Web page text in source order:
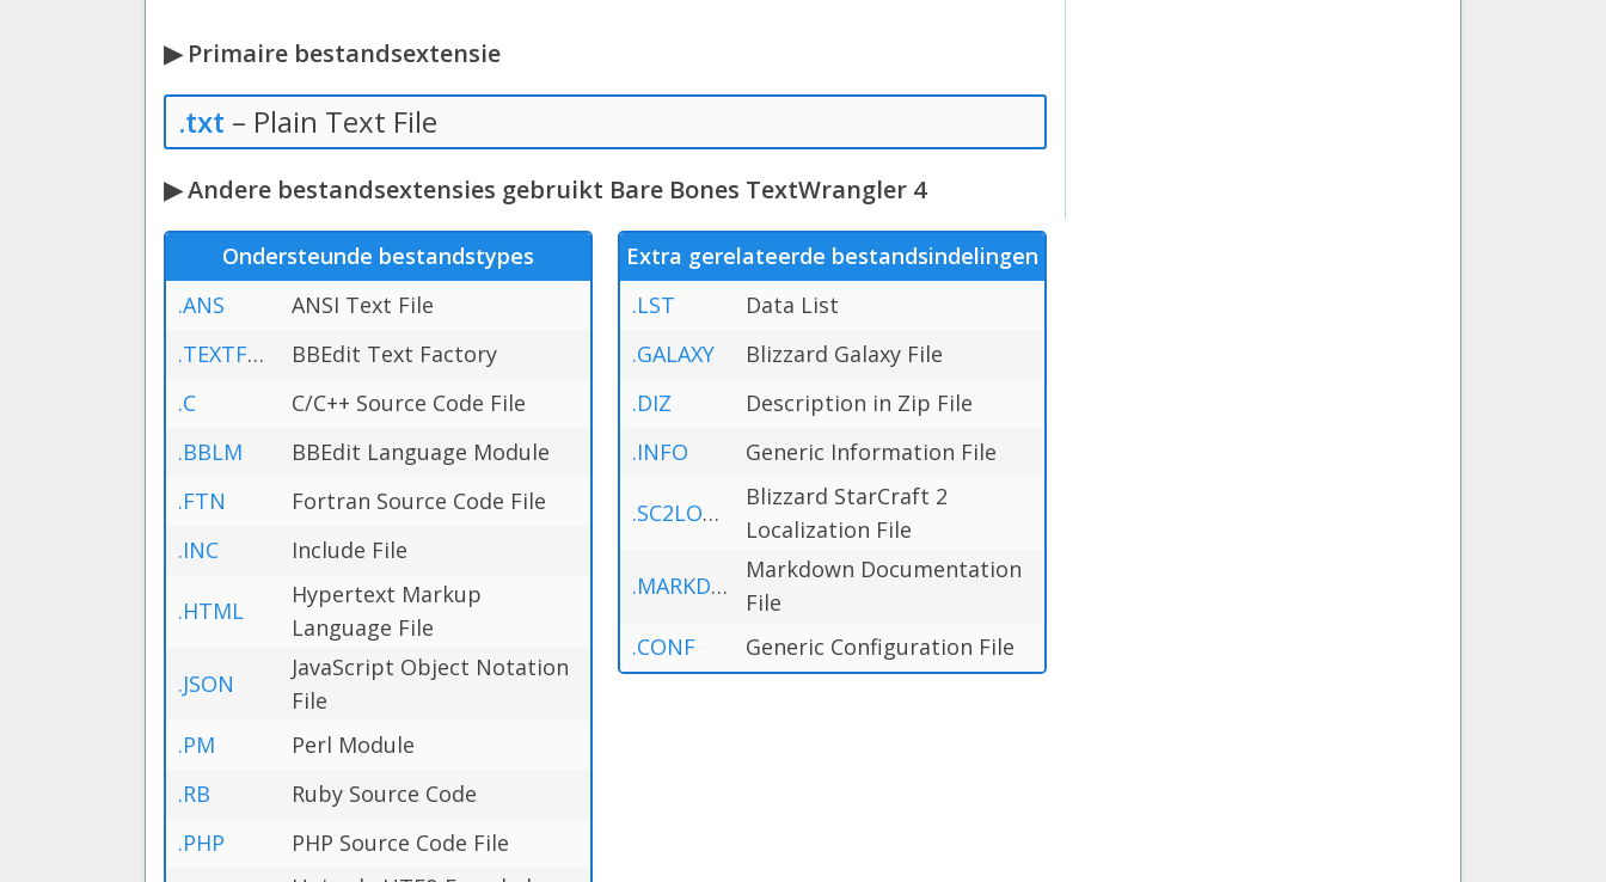
▶ Primaire bestandsextensie
.txt – Plain Text File
▶ Andere bestandsextensies gebruikt Bare Bones TextWrangler 4
Ondersteunde bestandstypes
.ANS
ANSI Text File
.TEXTFACTORY
BBEdit Text Factory
.C
C/C++ Source Code File
.BBLM
BBEdit Language Module
.FTN
Fortran Source Code File
.INC
Include File
.HTML
Hypertext Markup
Language File
.JSON
JavaScript Object Notation
File
.PM
Perl Module
.RB
Ruby Source Code
.PHP
PHP Source Code File
Extra gerelateerde bestandsindelingen
.LST
Data List
.GALAXY
Blizzard Galaxy File
.DIZ
Description in Zip File
.INFO
Generic Information File
.SC2LOCALE
Blizzard StarCraft 2
Localization File
.MARKDOWN
Markdown Documentation
File
.CONF
Generic Configuration File